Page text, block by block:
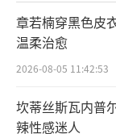
章若楠穿黑色皮
温柔治愈
2026-08-05 11:42:53
坎蒂丝斯瓦内普
辣性感迷人